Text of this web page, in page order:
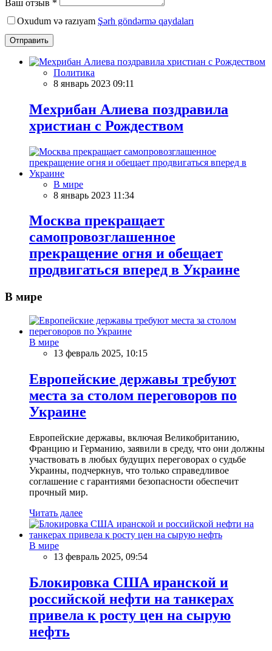
Ваш отзыв *
Oxudum və razıyam Şərh göndərmə qaydaları
Отправить
Политика
8 январь 2023 09:11
Мехрибан Алиева поздравила
христиан с Рождеством
В мире
8 январь 2023 11:34
Москва прекращает
самопровозглашенное
прекращение огня и обещает
продвигаться вперед в Украине
В мире
В мире
13 февраль 2025, 10:15
Европейские державы требуют
места за столом переговоров по
Украине
Европейские державы, включая Великобританию,
Францию и Германию, заявили в среду, что они должны
участвовать в любых будущих переговорах о судьбе
Украины, подчеркнув, что только справедливое
соглашение с гарантиями безопасности обеспечит
прочный мир.
Читать далее
В мире
13 февраль 2025, 09:54
Блокировка США иранской и
российской нефти на танкерах
привела к росту цен на сырую
нефть